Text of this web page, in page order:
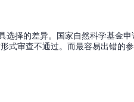
择的差异。国家自然科学基金申
式审查不通过。而最容易出错的